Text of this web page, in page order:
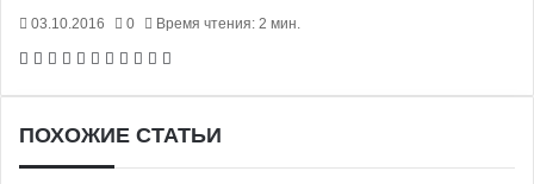
03.10.2016 0 Время чтения: 2 мин.
Facebook
X Pinterest
Вконтакте
Одноклассники
Messenger
Messenger
WhatsApp
Telegram
Viber
ПОХОЖИЕ СТАТЬИ